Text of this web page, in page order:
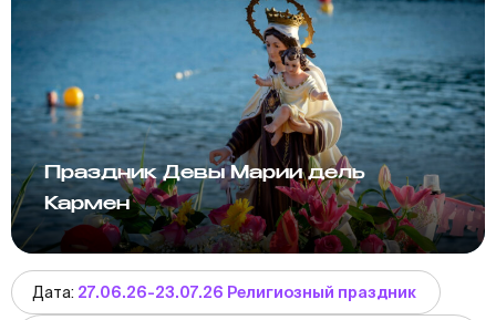
ЯРМАРКИ ВЕЧЕРИНКИ
BB NOTE
Праздник Девы Марии дель
Кармен
Дата: 27.06.26-23.07.26 Религиозный праздник